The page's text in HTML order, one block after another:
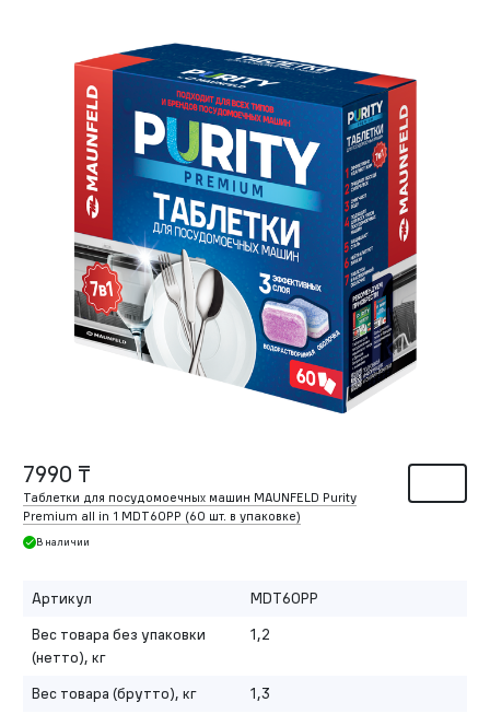
7990 ₸
Таблетки для посудомоечных машин MAUNFELD Purity
Premium all in 1 MDT60PP (60 шт. в упаковке)
В наличии
Артикул
MDT60PP
Вес товара без упаковки
(нетто), кг
1,2
Вес товара (брутто), кг
1,3